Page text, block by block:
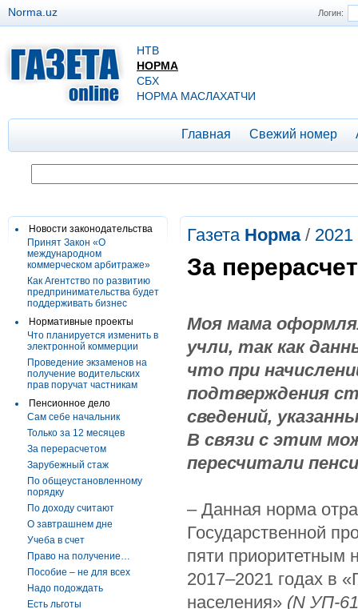
Логин:
Norma.uz
НТВ
НОРМА
СБХ
НОРМА МАСЛАХАТЧИ
Главная Свежий номер
Новости законодательства
Принят Закон «О
международном
коммерческом арбитраже»
Как Агентство по развитию
предпринимательства будет
поддерживать бизнес
Нормативные проекты
Что планируется изменить в
электронной коммерции
Проведение экзаменов на
получение водительских
прав поручат частникам
Пенсионное дело
Сам себе начальник
Только за 12 месяцев
За перерасчетом
Зарубежный стаж
По общеустановленному
порядку
По доходу считают
О завтрашнем дне
Учеба в счет
Право на получение…
Пособие – не для всех
Надо подождать
Есть льготы
Газета Норма/ 2021
За
Моя мама
учли, так как
что при
подтверждения
сведений,
В связи с этим
пересчитали
– Данная норма
Государственной
пяти приоритетным
2017–2021 годах в
населения» (N УП-